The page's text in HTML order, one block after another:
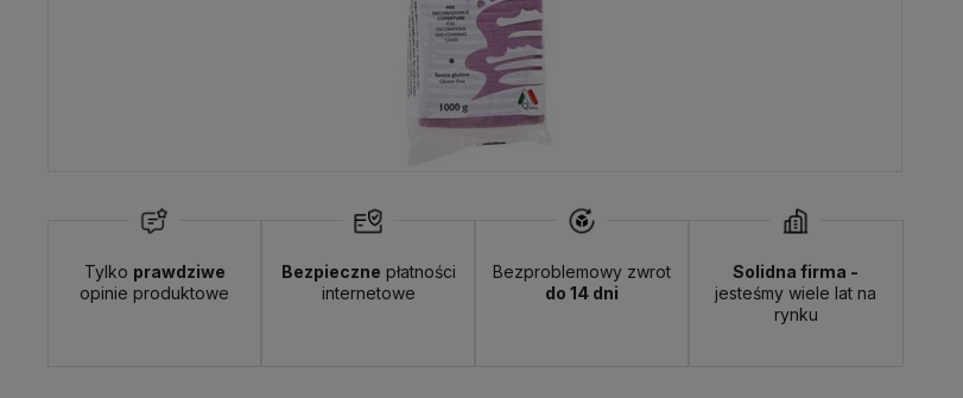
Tylko prawdziwe
opinie produktowe
Bezpieczne płatności
internetowe
Bezproblemowy zwrot
do 14 dni
Solidna firma -
jesteśmy wiele lat na
rynku